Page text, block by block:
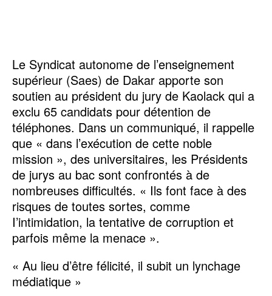
Le Syndicat autonome de l’enseignement
supérieur (Saes) de Dakar apporte son
soutien au président du jury de Kaolack qui a
exclu 65 candidats pour détention de
téléphones. Dans un communiqué, il rappelle
que « dans l’exécution de cette noble
mission », des universitaires, les Présidents
de jurys au bac sont confrontés à de
nombreuses difficultés. « Ils font face à des
risques de toutes sortes, comme
I’intimidation, la tentative de corruption et
parfois même la menace ».
« Au lieu d’être félicité, il subit un lynchage
médiatique »